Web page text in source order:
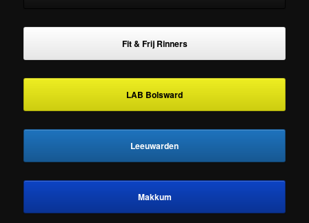
Fit & Frij Rinners
LAB Bolsward
Leeuwarden
Makkum